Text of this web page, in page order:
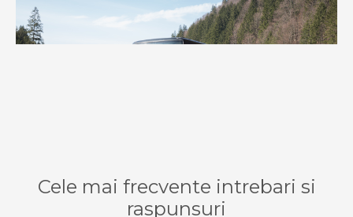
Cele mai frecvente intrebari si
raspunsuri